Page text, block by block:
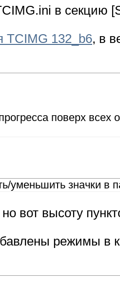
в секцию
TCIMG 132_b6, в
поверх всех
уменьшить значки в
вот высоту
режимы в